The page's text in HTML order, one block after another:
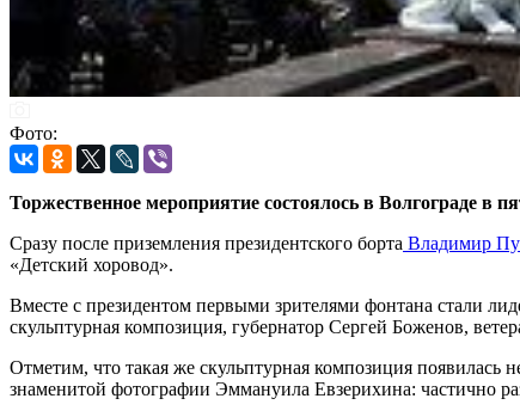
Фото:
Торжественное мероприятие состоялось в Волгограде в
Сразу после приземления президентского борта Владимир
«Детский хоровод».
Вместе с президентом первыми зрителями фонтана стали
скульптурная композиция, губернатор Сергей Боженов,
Отметим, что такая же скульптурная композиция появилась
знаменитой фотографии Эммануила Евзерихина: частично